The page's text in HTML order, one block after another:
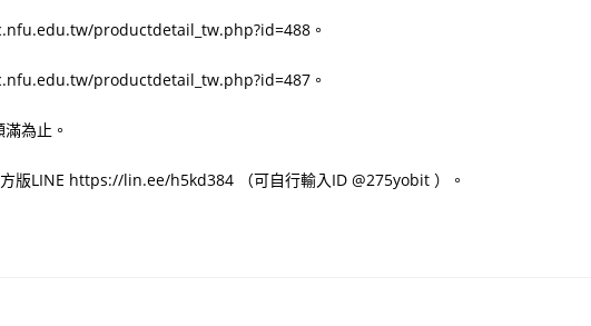
productdetail_tw.php?id=488。
productdetail_tw.php?id=487。
為止。
版LINE https://lin.ee/h5kd384 （可自行輸入ID @275yobit ）。